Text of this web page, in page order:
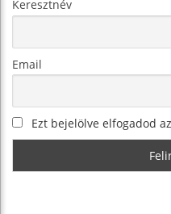
Keresztnév
Email
Ezt bejelölve elfogadod